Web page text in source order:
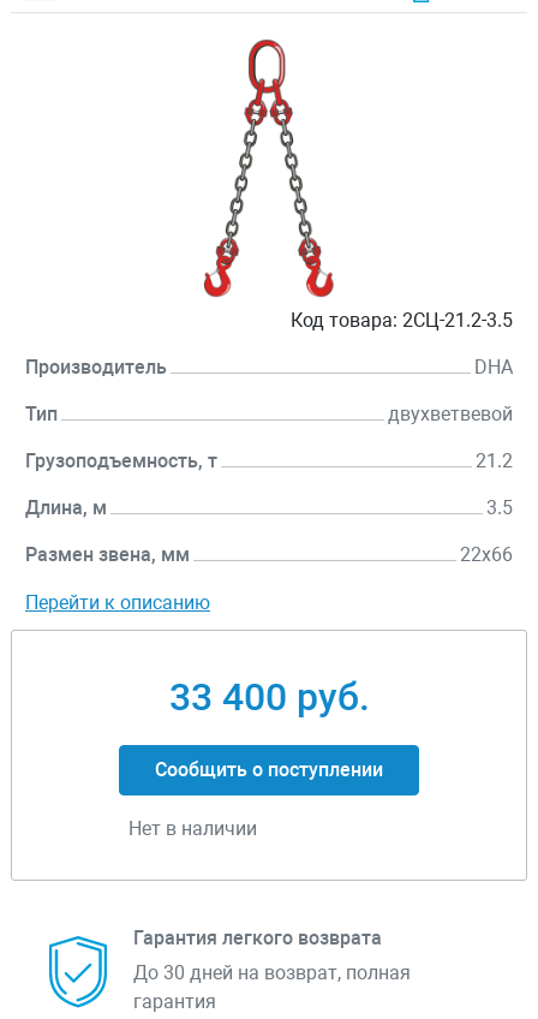
Код товара: 2СЦ-21.2-3.5
Производитель DHA
Тип двухветвевой
Грузоподъемность, т 21.2
Длина, м 3.5
Размен звена, мм 22х66
Перейти к описанию
33 400 руб.
Сообщить о поступлении
Нет в наличии
Гарантия легкого возврата
До 30 дней на возврат, полная
гарантия